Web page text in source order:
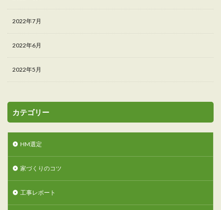
2022年7月
2022年6月
2022年5月
カテゴリー
HM選定
家づくりのコツ
工事レポート